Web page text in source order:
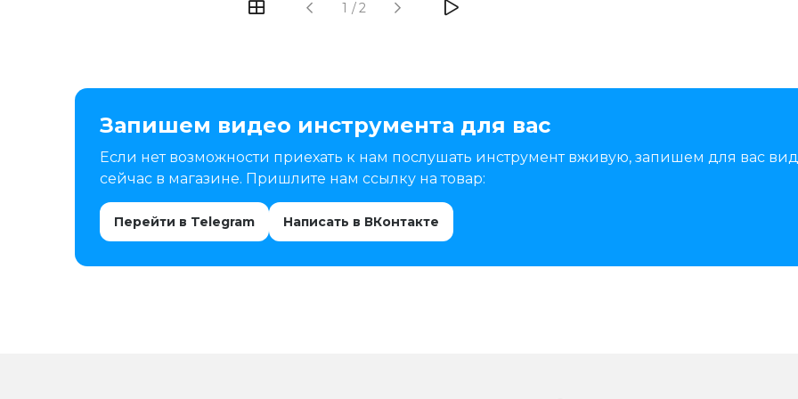
1 /2
Запишем видео инструмента для вас
Если нет возможности приехать к нам послушать инструмент вживую, запишем для вас
сейчас в магазине. Пришлите нам ссылку на товар:
Перейти в Telegram Написать в ВКонтакте